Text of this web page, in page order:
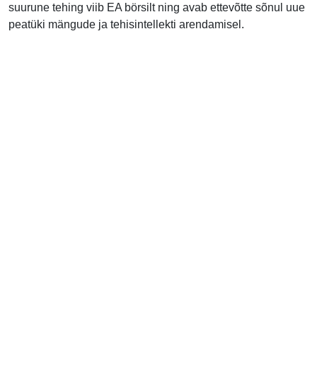
suurune tehing viib EA börsilt ning avab ettevõtte sõnul uue
peatüki mängude ja tehisintellekti arendamisel.